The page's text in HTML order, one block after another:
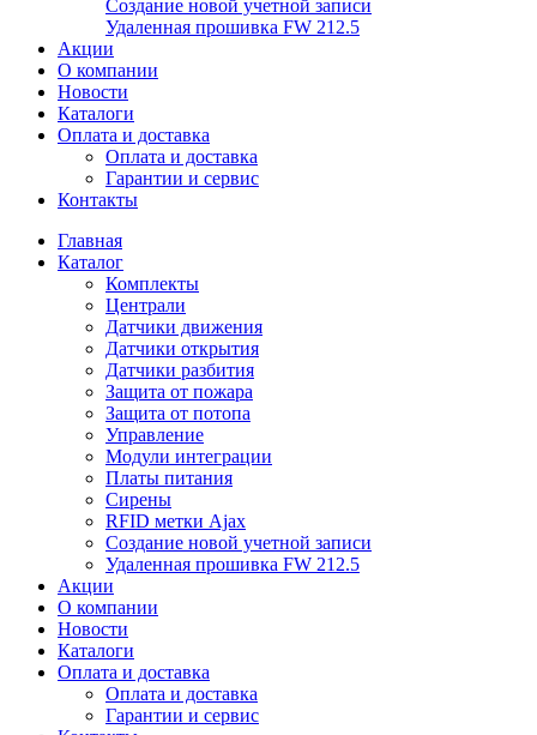
Создание новой учетной записи
Удаленная прошивка FW 212.5
Акции
О компании
Новости
Каталоги
Оплата и доставка
Оплата и доставка
Гарантии и сервис
Контакты
Главная
Каталог
Комплекты
Централи
Датчики движения
Датчики открытия
Датчики разбития
Защита от пожара
Защита от потопа
Управление
Модули интеграции
Платы питания
Сирены
RFID метки Ajax
Создание новой учетной записи
Удаленная прошивка FW 212.5
Акции
О компании
Новости
Каталоги
Оплата и доставка
Оплата и доставка
Гарантии и сервис